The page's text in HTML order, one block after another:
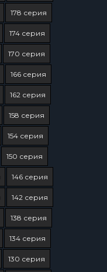
178 серия
174 серия
170 серия
166 серия
162 серия
158 серия
154 серия
150 серия
146 серия
142 серия
138 серия
134 серия
130 серия